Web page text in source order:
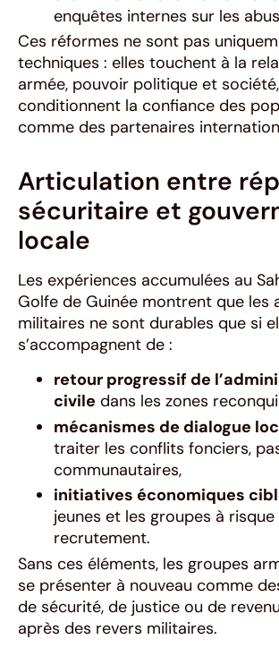
enquêtes internes sur les
Ces réformes ne sont pas
techniques : elles touchent à la
armée, pouvoir politique et
conditionnent la confiance des
comme des partenaires
Articulation entre
sécuritaire et
locale
Les expériences accumulées au
Golfe de Guinée montrent que les
militaires ne sont durables que si
s’accompagnent de :
retour progressif de
civile dans les zones
mécanismes de dialogue
traiter les conflits fonciers,
communautaires,
initiatives économiques
jeunes et les groupes à risque
recrutement.
Sans ces éléments, les groupes
se présenter à nouveau comme
de sécurité, de justice ou de
après des revers militaires.